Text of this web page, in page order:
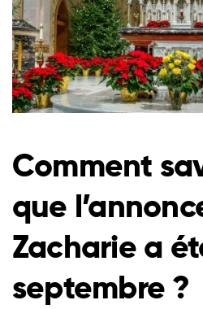
Comment
que
Zacharie a
septembre ?